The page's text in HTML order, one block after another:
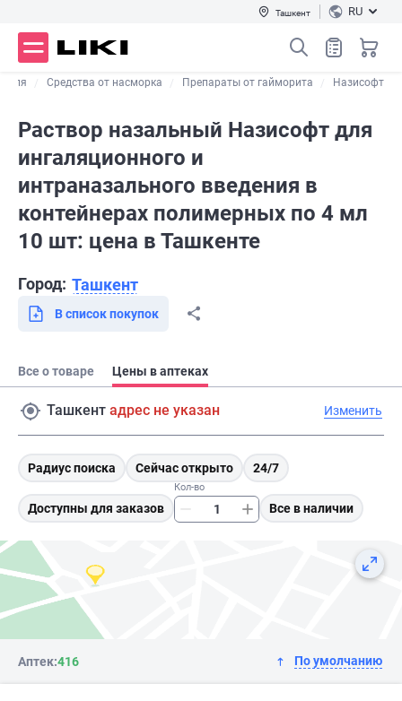
Ташкент RU
Средства от насморка Препараты от гайморита Назисофт
Раствор назальный Назисофт для
ингаляционного и
интраназального введения в
контейнерах полимерных по 4 мл
10 шт: цена в Ташкенте
Город: Ташкент
В список покупок
Все о товаре Цены в аптеках
Ташкент адрес не указан Изменить
Радиус поиска Сейчас открыто 24/7
Доступны для заказов
Кол-во
Все в наличии
Аптек:416 По умолчанию